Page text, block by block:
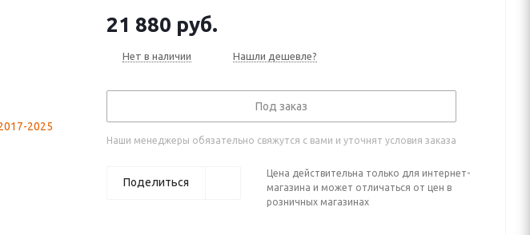
21 880 руб.
Нет в наличии Нашли дешевле?
Под заказ
Наши менеджеры обязательно свяжутся с вами и уточнят условия заказа
Поделиться
Цена действительна только для интернет-
магазина и может отличаться от цен в
розничных магазинах